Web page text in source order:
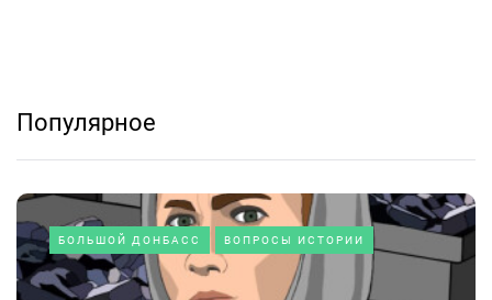
Популярное
БОЛЬШОЙ ДОНБАСС ВОПРОСЫ ИСТОРИИ